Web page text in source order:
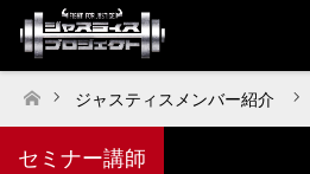
ホーム
ジャスティスメンバー紹介
セミナー講師